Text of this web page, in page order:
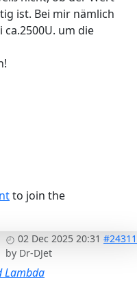
ist. Bei mir nämlich
ca.2500U. um die
to join the
02 Dec 2025 20:31 #24311
by Dr-DJet
Lambda